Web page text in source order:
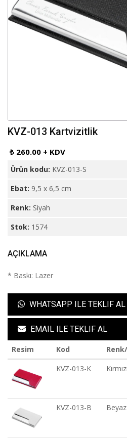
KVZ-013 Kartvizitlik
₺ 260.00 + KDV
Ürün kodu: KVZ-013-S
Ebat: 9,5 x 6,5 cm
Renk: Siyah
Stok: 1574
AÇIKLAMA
* Baskı: Lazer
WHATSAPP ILE TEKLIF AL
EMAIL ILE TEKLIF AL
Resim Kod
KVZ-013-K
KVZ-013-B